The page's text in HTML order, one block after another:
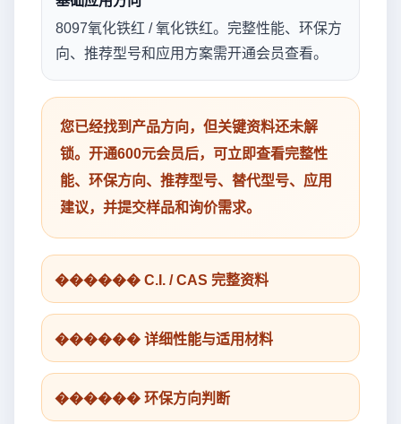
8097氧化铁红 / 氧化铁红。完整性能、环保方
向、推荐型号和应用方案需开通会员查看。
您已经找到产品方向，但关键资料还未解
锁。开通600元会员后，可立即查看完整性
能、环保方向、推荐型号、替代型号、应用
建议，并提交样品和询价需求。
������ C.I. / CAS 完整资料
������ 详细性能与适用材料
������ 环保方向判断